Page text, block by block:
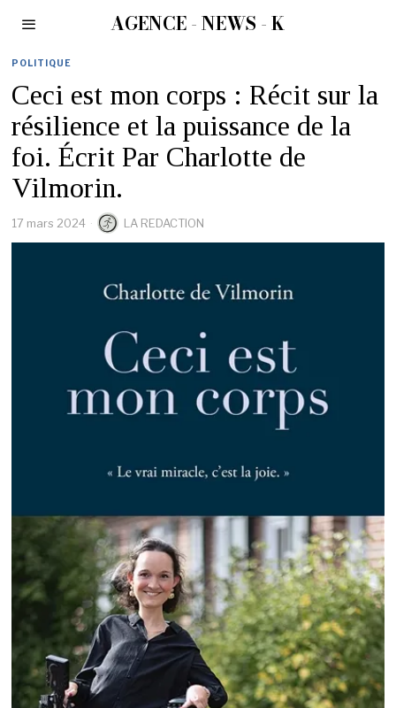
AGENCE - NEWS - K
POLITIQUE
Ceci est mon corps : Récit sur la
résilience et la puissance de la
foi. Écrit Par Charlotte de
Vilmorin.
17 mars 2024 LA REDACTION